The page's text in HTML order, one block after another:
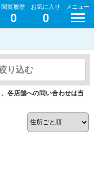
閲覧履歴
0
お気に入り
0
メニュー
り込む
各店舗への問い合わせは当